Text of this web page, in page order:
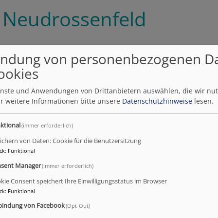
Neudrossenfeld
Wolf
Vertretung: Pfarrer Gottfried Lindner
von personenbezogenen
und Anwendungen von Drittanbietern auswählen, die wir
weitere Informationen bitte unsere Datenschutzhinweise lesen.
(immer erforderlich)
von Daten: Cookie für die Benutzersitzung
: Funktional
Manager(immer erforderlich)
Consent speichert Ihre Einwilligungsstatus im Browser
: Funktional
von Facebook(Opt-Out)